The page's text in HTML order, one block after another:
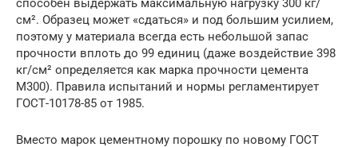
способен выдержать максимальную нагрузку 300 кг/
см². Образец может «сдаться» и под большим усилием,
поэтому у материала всегда есть небольшой запас
прочности вплоть до 99 единиц (даже воздействие 398
кг/см² определяется как марка прочности цемента
М300). Правила испытаний и нормы регламентирует
ГОСТ-10178-85 от 1985.
Вместо марок цементному порошку по новому ГОСТ